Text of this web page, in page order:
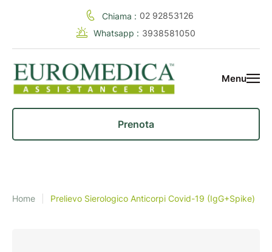
Chiama : 02 92853126
Whatsapp : 3938581050
Menu
Prenota
Home Prelievo Sierologico Anticorpi Covid-19 (IgG+Spike)